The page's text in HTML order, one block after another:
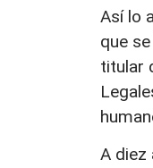
Así lo
que
titular
A diez